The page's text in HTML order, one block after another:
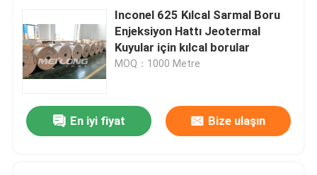
Inconel 625 Kılcal Sarmal Boru
Enjeksiyon Hattı Jeotermal
Kuyular için kılcal borular
MOQ：1000 Metre
En iyi fiyat Bize ulaşın